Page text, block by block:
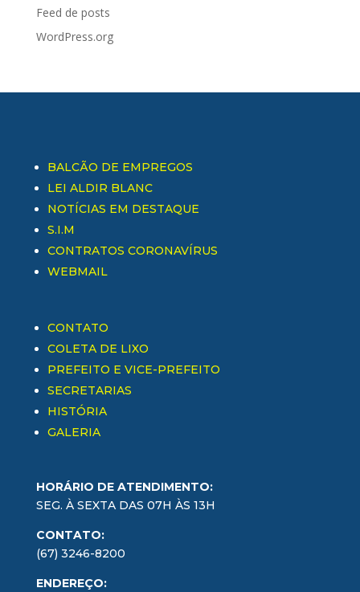
Feed de posts
WordPress.org
BALCÃO DE EMPREGOS
LEI ALDIR BLANC
NOTÍCIAS EM DESTAQUE
S.I.M
CONTRATOS CORONAVÍRUS
WEBMAIL
CONTATO
COLETA DE LIXO
PREFEITO E VICE-PREFEITO
SECRETARIAS
HISTÓRIA
GALERIA
HORÁRIO DE ATENDIMENTO:
SEG. À SEXTA DAS 07H ÀS 13H
CONTATO:
(67) 3246-8200
ENDEREÇO: